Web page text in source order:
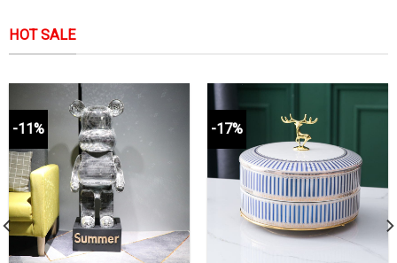
HOT SALE
-11% -17%